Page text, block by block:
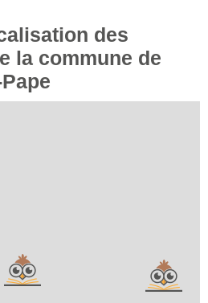
des
la commune de